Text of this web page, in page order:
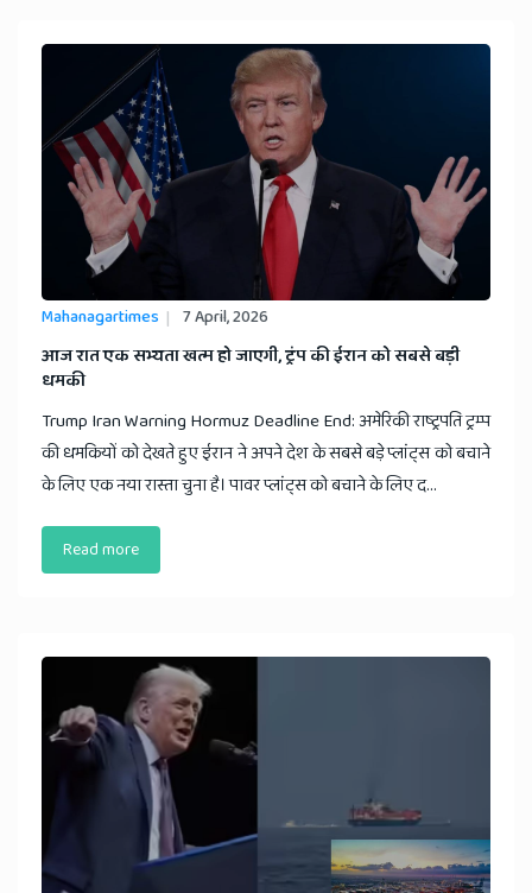
Mahanagartimes 7 April, 2026
आज रात एक सभ्यता खत्म हो जाएगी, ट्रंप की ईरान को सबसे बड़ी
धमकी
Trump Iran Warning Hormuz Deadline End: अमेरिकी राष्ट्रपति ट्रम्प
की धमकियों को देखते हुए ईरान ने अपने देश के सबसे बड़े प्लांट्स को बचाने
के लिए एक नया रास्ता चुना है। पावर प्लांट्स को बचाने के लिए द...
Read more